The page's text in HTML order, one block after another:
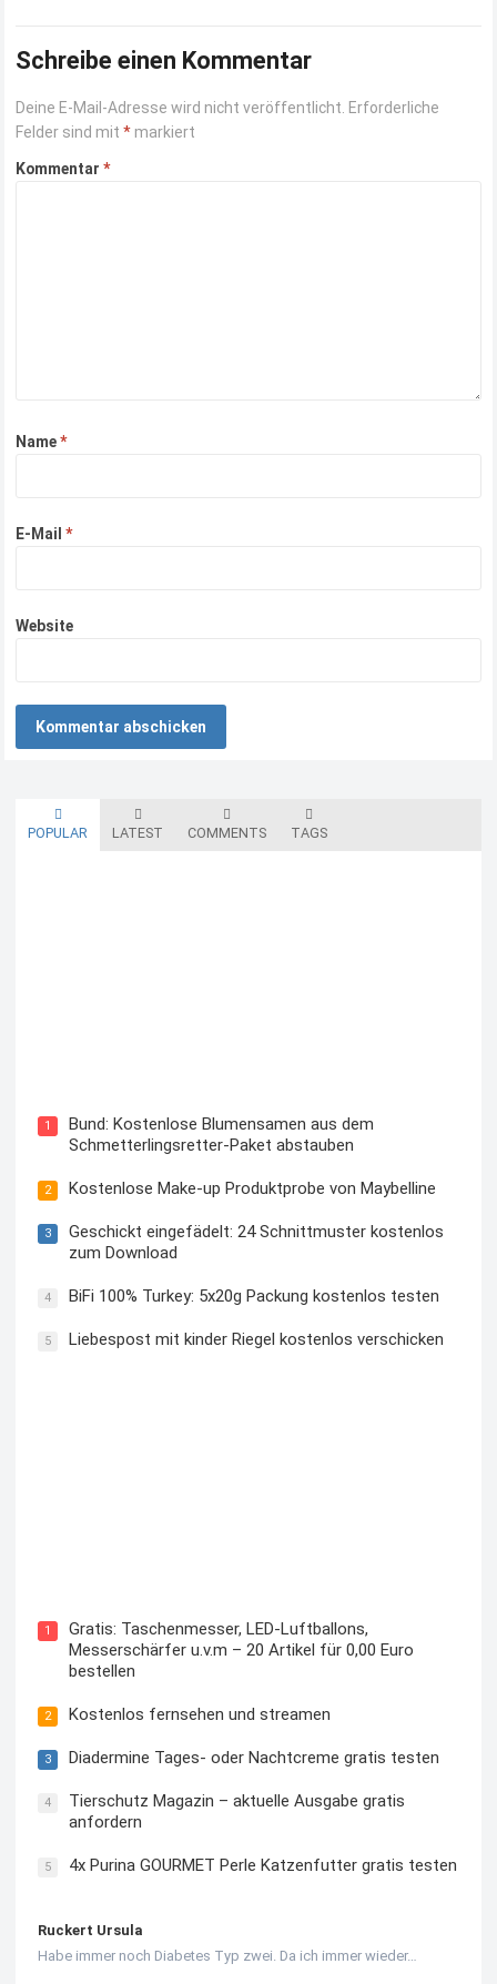
Schreibe einen Kommentar
Deine E-Mail-Adresse wird nicht veröffentlicht. Erforderliche
Felder sind mit* markiert
Kommentar*
Name*
E-Mail*
Website
POPULAR LATEST COMMENTS TAGS
1
Bund: Kostenlose Blumensamen aus dem
Schmetterlingsretter-Paket abstauben
2 Kostenlose Make-up Produktprobe von Maybelline
3
Geschickt eingefädelt: 24 Schnittmuster kostenlos
zum Download
4 BiFi 100% Turkey: 5x20g Packung kostenlos testen
5 Liebespost mit kinder Riegel kostenlos verschicken
1
Gratis: Taschenmesser, LED-Luftballons,
Messerschärfer u.v.m – 20 Artikel für 0,00 Euro
bestellen
2 Kostenlos fernsehen und streamen
3 Diadermine Tages- oder Nachtcreme gratis testen
4
Tierschutz Magazin – aktuelle Ausgabe gratis
anfordern
5 4x Purina GOURMET Perle Katzenfutter gratis testen
Ruckert Ursula
Habe immer noch Diabetes Typ zwei. Da ich immer wieder…